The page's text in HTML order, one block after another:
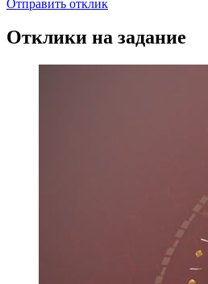
Отправить отклик
Отклики на задание